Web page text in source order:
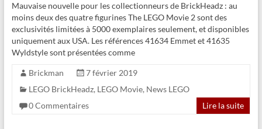
Mauvaise nouvelle pour les collectionneurs de BrickHeadz : au
moins deux des quatre figurines The LEGO Movie 2 sont des
exclusivités limitées à 5000 exemplaires seulement, et disponibles
uniquement aux USA. Les références 41634 Emmet et 41635
Wyldstyle sont présentées comme
Brickman
7 février 2019
LEGO BrickHeadz, LEGO Movie, News LEGO
0 Commentaires
Lire la suite